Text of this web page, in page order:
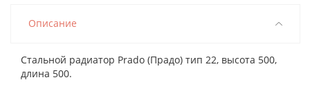
Описание
Стальной радиатор Prado (Прадо) тип 22, высота 500,
длина 500.